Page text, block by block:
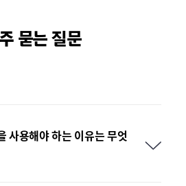
묻는 질문
사용해야 하는 이유는 무엇